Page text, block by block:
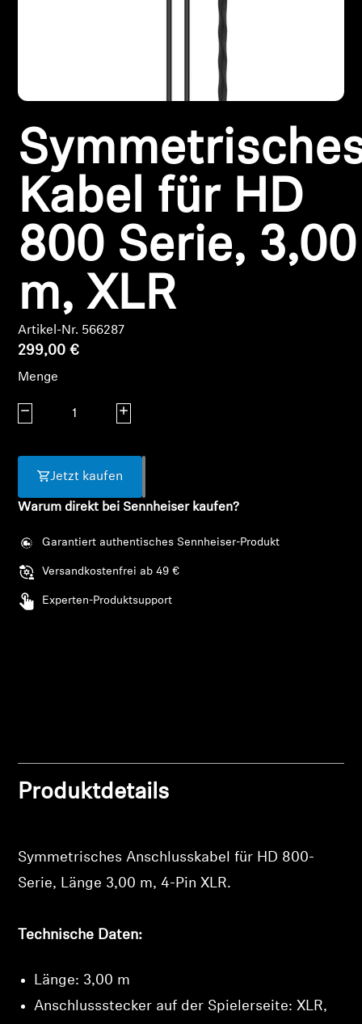
Kopfhörer-Ersatzteile & Zubehör
Hearing
TV-Kopfhörer
Original-Hörteile & Zubehör
Soundbars
AMBEO entdecken
Innovationen
Kabel für HD
800 Serie, 3,00
m, XLR
Artikel-Nr. 566287
299,00 €
Menge
Menge verringern Menge erhöhen
Jetzt kaufen
Warum direkt bei Sennheiser kaufen?
Garantiert authentisches Sennheiser-Produkt
Versandkostenfrei ab 49 €
Experten-Produktsupport
Produktdetails
Symmetrisches Anschlusskabel für HD 800-
Serie, Länge 3,00 m, 4-Pin XLR.
Technische Daten:
Länge: 3,00 m
Anschlussstecker auf der Spielerseite: XLR,
Anmeldung erforderlich
Melden Sie sich bei Ihrem Konto an, um Produkte
zu Ihrer Wunschliste hinzuzufügen und Ihre zuvor
gespeicherten Artikel anzuzeigen.